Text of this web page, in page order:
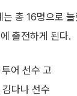
총 16명으로
출전하게 된다.
어 선수 고
다나 선수